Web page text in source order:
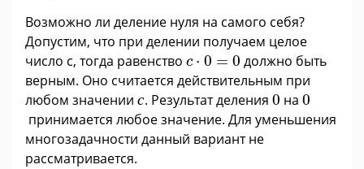
Возможно ли деление нуля на самого себя?
Допустим, что при делении получаем целое
число с, тогда равенство c ⋅ 0 = 0
c 0= 0
должно быть
верным. Оно считается действительным при
любом значении с
с. Результат деления 0
0 на 0
0
принимается любое значение. Для уменьшения
многозадачности данный вариант не
рассматривается.